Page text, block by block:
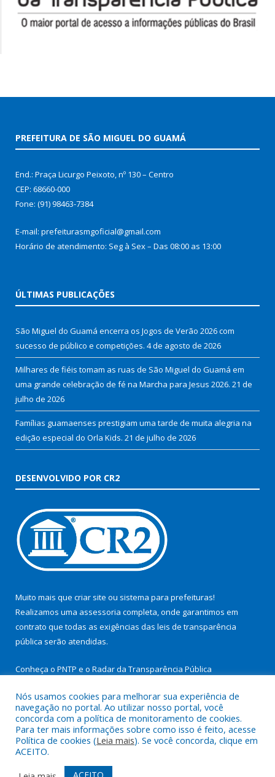
PREFEITURA DE SÃO MIGUEL DO GUAMÁ
End.: Praça Licurgo Peixoto, nº 130 – Centro
CEP: 68660-000
Fone: (91) 98463-7384
E-mail: prefeiturasmgoficial@gmail.com
Horário de atendimento: Seg à Sex – Das 08:00 as 13:00
ÚLTIMAS PUBLICAÇÕES
São Miguel do Guamá encerra os Jogos de Verão 2026 com
sucesso de público e competições. 4 de agosto de 2026
Milhares de fiéis tomam as ruas de São Miguel do Guamá em
uma grande celebração de fé na Marcha para Jesus 2026. 21 de
julho de 2026
Famílias guamaenses prestigiam uma tarde de muita alegria na
edição especial do Orla Kids. 21 de julho de 2026
DESENVOLVIDO POR CR2
Muito mais que criar site ou sistema para prefeituras!
Realizamos uma assessoria completa, onde garantimos em
contrato que todas as exigências das leis de transparência
pública serão atendidas.
Conheça o PNTP e o Radar da Transparência Pública
Todos os direitos reservados a Prefeitura Municipal de São
Miguel do Guamá.
Mapa do Site Acessar Área Administrativa
Nós usamos cookies para melhorar sua experiência de
navegação no portal. Ao utilizar nosso portal, você
concorda com a política de monitoramento de cookies.
Para ter mais informações sobre como isso é feito, acesse
Política de cookies (Leia mais). Se você concorda, clique em
ACEITO.